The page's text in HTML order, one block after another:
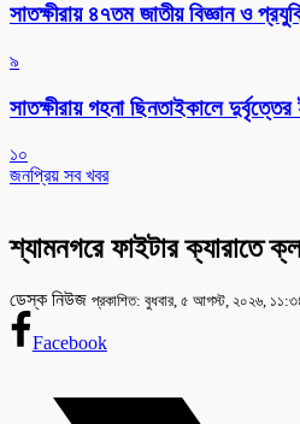
সাতক্ষীরায় ৪৭তম জাতীয় বিজ্ঞান ও
৯
সাতক্ষীরায় গহনা ছিনতাইকালে
১০
জনপ্রিয় সব খবর
শ্যামনগরে ফাইটার ক্যারাতে
ডেস্ক নিউজ প্রকাশিত: বুধবার, ৫ আগস্ট, ২০২৬,
Facebook